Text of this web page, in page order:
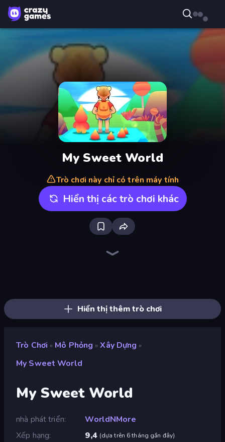
My Sweet World
Trò chơi này chỉ có trên máy tính
Hiển thị các trò chơi khác
Hiển thị thêm trò chơi
Trò Chơi » Mô Phỏng » Xây Dựng »
My Sweet World
My Sweet World
nhà phát triển
WorldNMore
Xếp hạng
9,4 (dựa trên 6 tháng gần đây)